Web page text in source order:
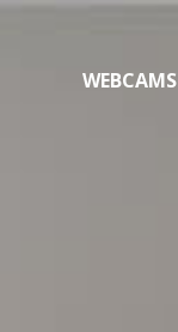
WEBCAMS